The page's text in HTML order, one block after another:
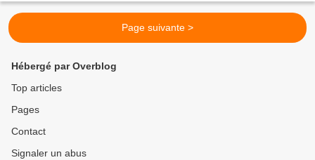
Page suivante >
Hébergé par Overblog
Top articles
Pages
Contact
Signaler un abus